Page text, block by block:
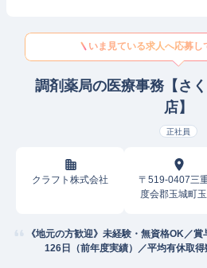
いま見ている求人へ応募し
調剤薬局の医療事務【さ
店】
正社員
クラフト株式会社
〒519-0407三
度会郡玉城町玉
《地元の方歓迎》未経験・無資格OK／
126日（前年度実績）／平均有休取得